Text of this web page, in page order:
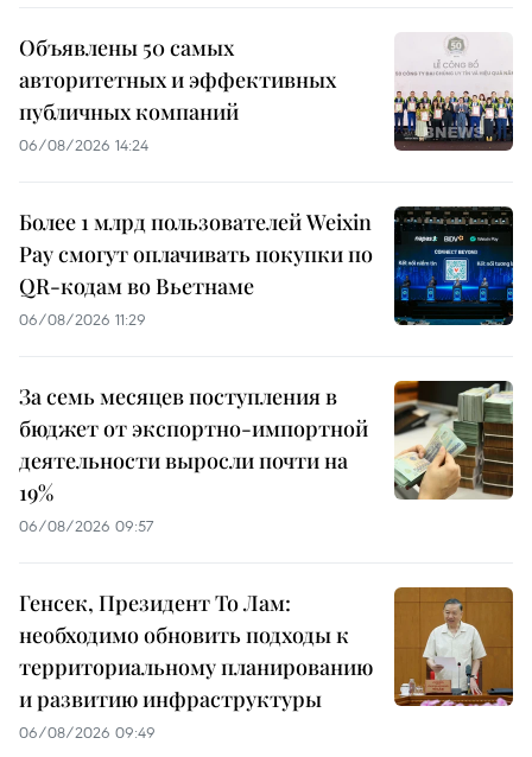
Объявлены 50 самых
авторитетных и эффективных
публичных компаний
06/08/2026 14:24
Более 1 млрд пользователей Weixin
Pay смогут оплачивать покупки по
QR-кодам во Вьетнаме
06/08/2026 11:29
За семь месяцев поступления в
бюджет от экспортно-импортной
деятельности выросли почти на
19%
06/08/2026 09:57
Генсек, Президент То Лам:
необходимо обновить подходы к
территориальному планированию
и развитию инфраструктуры
06/08/2026 09:49